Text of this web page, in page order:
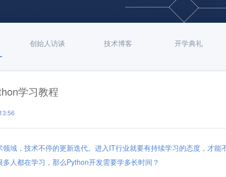
创始人访谈 技术博客 开学典礼
学习教程
域，技术不停的更新迭代。进入IT行业就要有持续学习的态度，才能
人都在学习，那么Python开发需要学多长时间？